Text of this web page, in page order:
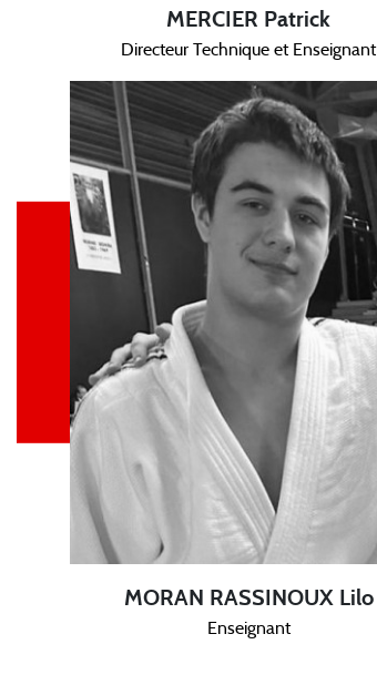
MERCIER Patrick
Directeur Technique et Enseignant
MORAN RASSINOUX Lilo
Enseignant